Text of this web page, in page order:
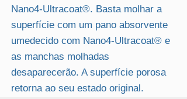
Nano4-Ultracoat®. Basta molhar a
superfície com um pano absorvente
umedecido com Nano4-Ultracoat® e
as manchas molhadas
desaparecerão. A superfície porosa
retorna ao seu estado original.